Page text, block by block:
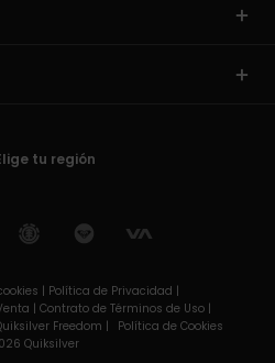
tu región
| Política de Privacidad |
| Contrato de Términos de Uso |
Freedom |
Política de Cookies
Quiksilver